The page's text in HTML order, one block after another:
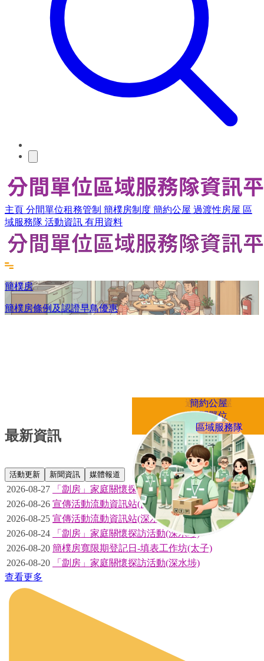
主頁 分間單位租務管制 簡樸房制度 簡約公屋 過渡性房屋 區
域服務隊 活動資訊 有用資料
簡樸房
簡樸房條例及認證早鳥優惠
簡樸房
制度
分間單位
租務管制
過渡性房屋
簡約公屋
區域服務隊
最新資訊
活動更新 新聞資訊 媒體報道
2026-08-27
「劏房」家庭關懷探訪活動(深水埗)
2026-08-26 宣傳活動流動資訊站(深水埗)
2026-08-25 宣傳活動流動資訊站(深水埗)
2026-08-24
「劏房」家庭關懷探訪活動(深水埗)
2026-08-20 簡樸房寬限期登記日-填表工作坊(太子)
2026-08-20
「劏房」家庭關懷探訪活動(深水埗)
查看更多